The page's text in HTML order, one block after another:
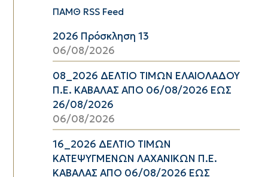
ΠΑΜΘ RSS Feed
2026 Πρόσκληση 13
06/08/2026
08_2026 ΔΕΛΤΙΟ ΤΙΜΩΝ ΕΛΑΙΟΛΑΔΟΥ
Π.Ε. ΚΑΒΑΛΑΣ ΑΠΟ 06/08/2026 ΕΩΣ
26/08/2026
06/08/2026
16_2026 ΔΕΛΤΙΟ ΤΙΜΩΝ
ΚΑΤΕΨΥΓΜΕΝΩΝ ΛΑΧΑΝΙΚΩΝ Π.Ε.
ΚΑΒΑΛΑΣ ΑΠΟ 06/08/2026 ΕΩΣ